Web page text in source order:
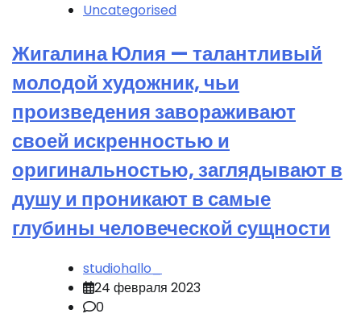
Uncategorised
Жигалина Юлия — талантливый
молодой художник, чьи
произведения завораживают
своей искренностью и
оригинальностью, заглядывают в
душу и проникают в самые
глубины человеческой сущности
studiohallo_
24 февраля 2023
0